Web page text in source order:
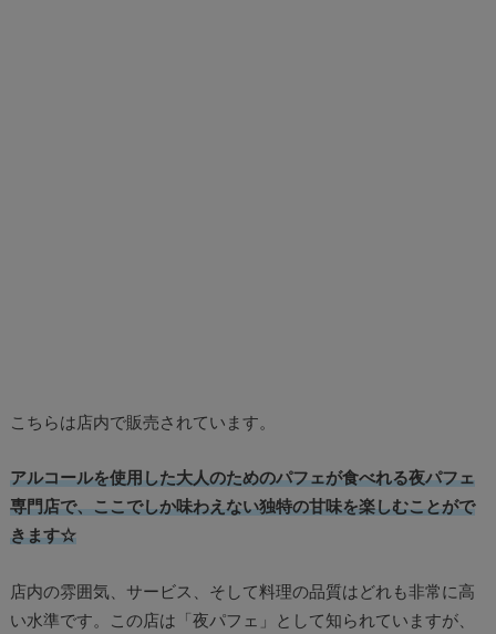
こちらは店内で販売されています。
アルコールを使用した大人のためのパフェが食べれる夜パフェ
専門店で、ここでしか味わえない独特の甘味を楽しむことがで
きます☆
店内の雰囲気、サービス、そして料理の品質はどれも非常に高
い水準です。この店は「夜パフェ」として知られていますが、